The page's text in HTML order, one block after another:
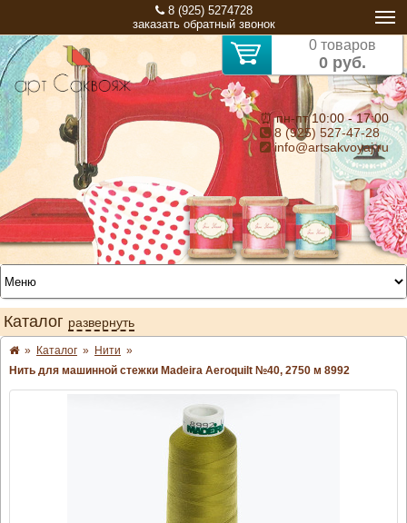
8 (925) 5274728
заказать обратный звонок
0 товаров
0 руб.
⏰ пн-пт 10:00 - 17:00
8 (925) 527-47-28
info@artsakvoyaj.ru
Каталог развернуть
» Каталог » Нити »
Нить для машинной стежки Madeira Aeroquilt №40, 2750 м 8992